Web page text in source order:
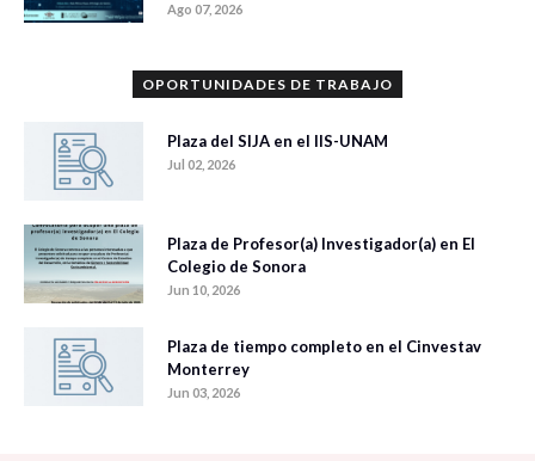
Ago 07, 2026
OPORTUNIDADES DE TRABAJO
Plaza del SIJA en el IIS-UNAM
Jul 02, 2026
Plaza de Profesor(a) Investigador(a) en El
Colegio de Sonora
Jun 10, 2026
Plaza de tiempo completo en el Cinvestav
Monterrey
Jun 03, 2026